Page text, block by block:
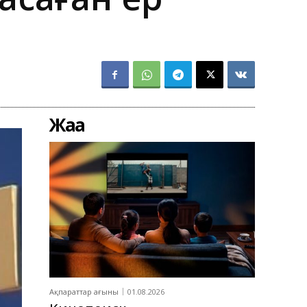
Жаңа
Ақпараттар ағыны 01.08.2026